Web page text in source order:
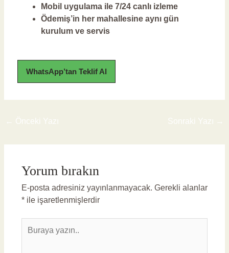
Mobil uygulama ile 7/24 canlı izleme
Ödemiş’in her mahallesine aynı gün
kurulum ve servis
WhatsApp’tan Teklif Al
← Önceki Yazı Sonraki Yazı →
Yorum bırakın
E-posta adresiniz yayınlanmayacak. Gerekli alanlar
*ile işaretlenmişlerdir
yazın..